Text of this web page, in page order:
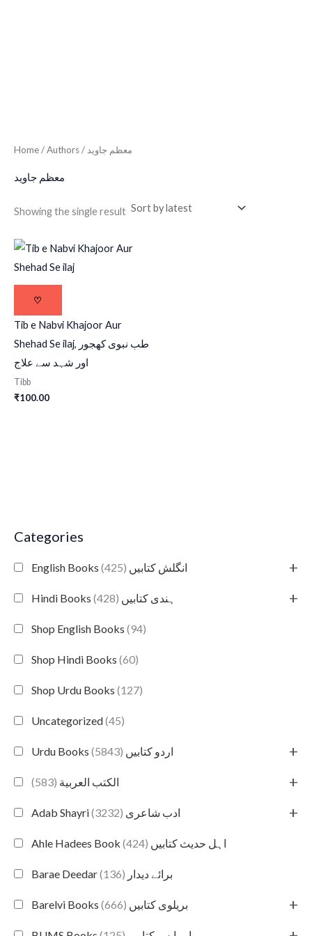
Categories
English Books انگلش کتابیں (425) +
Hindi Books ہندی کتابیں (428) +
Shop English Books (94)
Shop Hindi Books (60)
Shop Urdu Books (127)
Uncategorized(45)
Urdu Books اردو کتابیں (5843) +
الكتب العربية (583) +
Adab Shayri ادب شاعری (3232) +
Ahle Hadees Book اہل حدیث کتابیں (424)
Barae Deedar برائے دیدار (136)
Barelvi Books بریلوی کتابیں (666) +
Home / Authors / معظم جاوید
معظم جاوید
Showing the single result
♡
Tib e Nabvi Khajoor Aur
Shehad Se ilaj, طب نبوی کھجور
اور شہد سے علاج
Tibb
₹100.00